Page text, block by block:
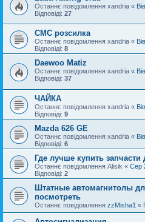
Останнє повідомлення xandria «
Відповіді: 27
СМС розсилка
Останнє повідомлення xandria «
Відповіді: 8
Daewoo Matiz
Останнє повідомлення xandria «
Відповіді: 37
ЧАЙКА
Останнє повідомлення xandria «
Відповіді: 9
Mazda 626 GE
Останнє повідомлення xandria «
Відповіді: 6
Где лучше купить
Останнє повідомлення Alisik « Сер
Відповіді: 2
Штатные автомагнитолы
посмотреть
Останнє повідомлення zzMisha1 «